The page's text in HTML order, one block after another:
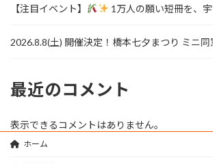
【注目イベント】 1万人の願い短冊を、宇
2026.8.8(土) 開催決定！橋本七夕まつり ミニ同
最近のコメント
表示できるコメントはありません。
ホーム